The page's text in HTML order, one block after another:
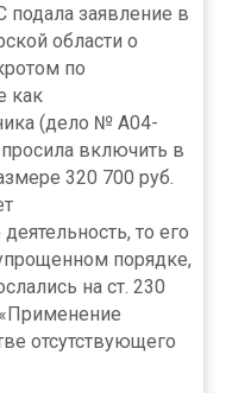
заявление в
области о
по
как
(дело № А04-
включить в
320 700 руб.
то его
порядке,
на ст. 230
отсутствующего